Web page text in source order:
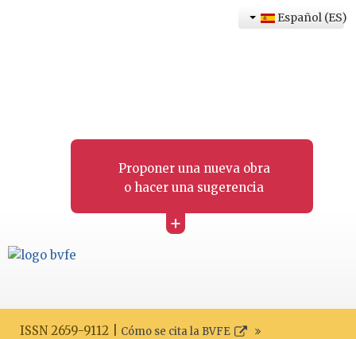
Proponer una nueva obra
o hacer una sugerencia
+
Español (ES)
ISSN 2659-9112 | Cómo se cita la BVFE